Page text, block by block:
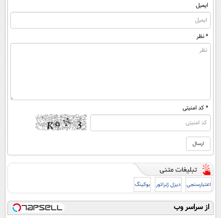
ایمیل
* نظر
* کد امنیتی
اعتبارسنجی دیزل ژنراتور بوکینگ
از سراسر وب